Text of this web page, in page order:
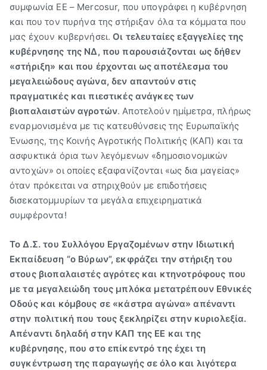
συμφωνία ΕΕ – Mercosur, που υπογράφει η κυβέρνηση
και που τον πυρήνα της στήριξαν όλα τα κόμματα που
μας έχουν κυβερνήσει.Οι τελευταίες εξαγγελίες της
κυβέρνησης της ΝΔ, που παρουσιάζονται ως δήθεν
«στήριξη» και που έρχονται ως αποτέλεσμα του
μεγαλειώδους αγώνα, δεν απαντούν στις
πραγματικές και πιεστικές ανάγκες των
βιοπαλαιστών αγροτών. Αποτελούν ημίμετρα, πλήρως
εναρμονισμένα με τις κατευθύνσεις της Ευρωπαϊκής
Ένωσης, της Κοινής Αγροτικής Πολιτικής (ΚΑΠ) και τα
ασφυκτικά όρια των λεγόμενων «δημοσιονομικών
αντοχών» οι οποίες εξαφανίζονται «ως δια μαγείας»
όταν πρόκειται να στηριχθούν με επιδοτήσεις
δισεκατομμυρίων τα μεγάλα επιχειρηματικά
συμφέροντα!
Το Δ.Σ. του Συλλόγου Εργαζομένων στην Ιδιωτική
Εκπαίδευση “ο Βύρων”, εκφράζει την στήριξη του
στους βιοπαλαιστές αγρότες και κτηνοτρόφους που
με τα μεγαλειώδη τους μπλόκα μετατρέπουν Εθνικές
Οδούς και κόμβους σε «κάστρα αγώνα» απέναντι
στην πολιτική που τους ξεκληρίζει στην κυριολεξία.
Απέναντι δηλαδή στην ΚΑΠ της ΕΕ και της
κυβέρνησης, που στο επίκεντρό της έχει τη
συγκέντρωση της παραγωγής σε όλο και λιγότερα